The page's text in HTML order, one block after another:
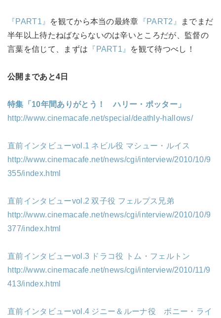
『PART1』 を観てから本当の最終章 『PART2』
までまだ
半年以上待たねばならないのは辛いところだが、監督の
言葉を信じて、まずは 『PART1』 を観て待つべし！
公開まであと4日
特集「10年間ありがとう！ ハリー・ポッター」
http://www.cinemacafe.net/special/deathly-hallows/
直前インタビューvol.1 ネビル役 マシュー・ルイス
http://www.cinemacafe.net/news/cgi/interview/2010/10/9
355/index.html
直前インタビューvol.2 双子役 フェルプス兄弟
http://www.cinemacafe.net/news/cgi/interview/2010/10/9
377/index.html
直前インタビューvol.3 ドラコ役 トム・フェルトン
http://www.cinemacafe.net/news/cgi/interview/2010/11/9
413/index.html
直前インタビューvol.4 ジニー＆ルーナ役 ボニー・ライ